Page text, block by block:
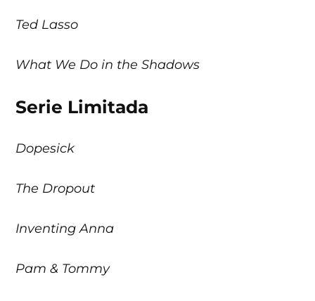
Ted Lasso
What We Do in the Shadows
Serie Limitada
Dopesick
The Dropout
Inventing Anna
Pam & Tommy